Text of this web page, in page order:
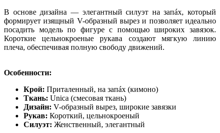
В основе дизайна — элегантный силуэт на запáх, который
формирует изящный V-образный вырез и позволяет идеально
посадить модель по фигуре с помощью широких завязок.
Короткие цельнокроеные рукава создают мягкую линию
плеча, обеспечивая полную свободу движений.
Особенности:
Крой: Приталенный, на запáх (кимоно)
Ткань: Unica (смесовая ткань)
Дизайн: V-образный вырез, широкие завязки
Рукав: Короткий, цельнокроеный
Силуэт: Женственный, элегантный